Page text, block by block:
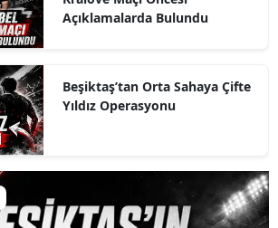
Açıklamalarda Bulundu
Beşiktaş’tan Orta Sahaya Çifte
Yıldız Operasyonu